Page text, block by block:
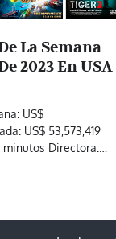
La Semana
2023 En USA
US$
US$ 53,573,419
Directora:…